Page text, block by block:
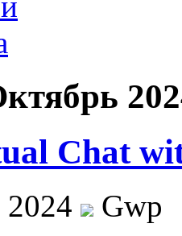
Chat
2024
Gwp